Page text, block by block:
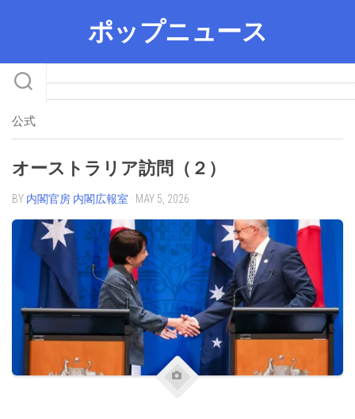
ポップニュース
公式
オーストラリア訪問（２）
BY 内閣官房 内閣広報室 · MAY 5, 2026